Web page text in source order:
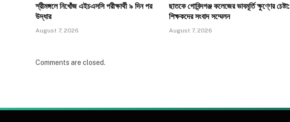
শ্রীমঙ্গলে নিখোঁজ এইচএসসি পরীক্ষার্থী ৯ দিন পর
উদ্ধার
August 7, 2026
ছাতকে গোবিন্দগঞ্জ কলেজের ভাবমূর্তি ক্ষুণ্ণের চেষ্টা:
শিক্ষকদের সংবাদ সম্মেলন
August 7, 2026
Comments are closed.